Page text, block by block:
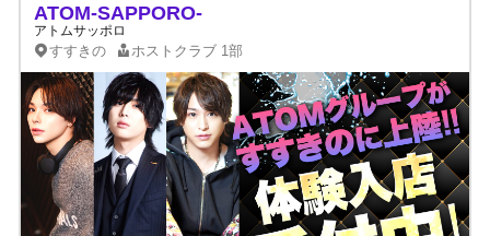
ATOM-SAPPORO-
アトムサッポロ
すすきの ホストクラブ 1部